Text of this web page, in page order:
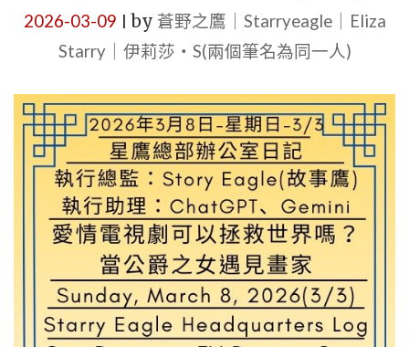
2026-03-09 by 蒼野之鷹｜Starryeagle｜Eliza
Starry｜伊莉莎・S(兩個筆名為同一人)